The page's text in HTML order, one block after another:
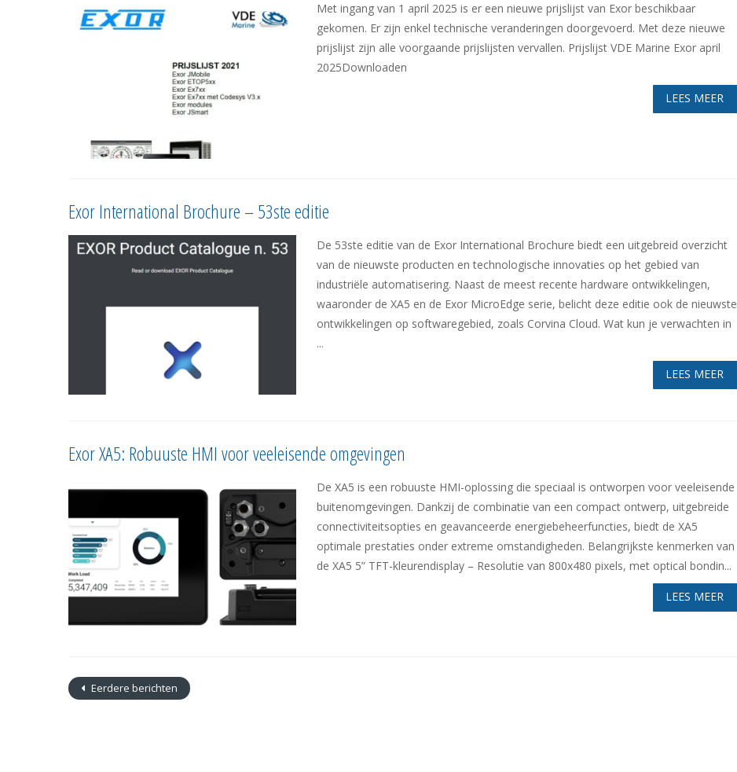
Met ingang van 1 april 2025 is er een nieuwe prijslijst van Exor beschikbaar
gekomen. Er zijn enkel technische veranderingen doorgevoerd. Met deze nieuwe
prijslijst zijn alle voorgaande prijslijsten vervallen. Prijslijst VDE Marine Exor april
2025Downloaden
LEES MEER
Exor International Brochure – 53ste editie
De 53ste editie van de Exor International Brochure biedt een uitgebreid overzicht
van de nieuwste producten en technologische innovaties op het gebied van
industriële automatisering. Naast de meest recente hardware ontwikkelingen,
waaronder de XA5 en de Exor MicroEdge serie, belicht deze editie ook de nieuwste
ontwikkelingen op softwaregebied, zoals Corvina Cloud. Wat kun je verwachten in
...
LEES MEER
Exor XA5: Robuuste HMI voor veeleisende omgevingen
De XA5 is een robuuste HMI-oplossing die speciaal is ontworpen voor veeleisende
buitenomgevingen. Dankzij de combinatie van een compact ontwerp, uitgebreide
connectiviteitsopties en geavanceerde energiebeheerfuncties, biedt de XA5
optimale prestaties onder extreme omstandigheden. Belangrijkste kenmerken van
de XA5 5” TFT-kleurendisplay – Resolutie van 800x480 pixels, met optical bondin...
LEES MEER
Eerdere berichten